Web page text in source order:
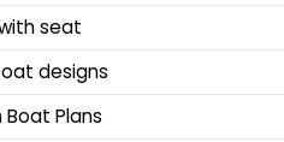
seat
designs
Plans